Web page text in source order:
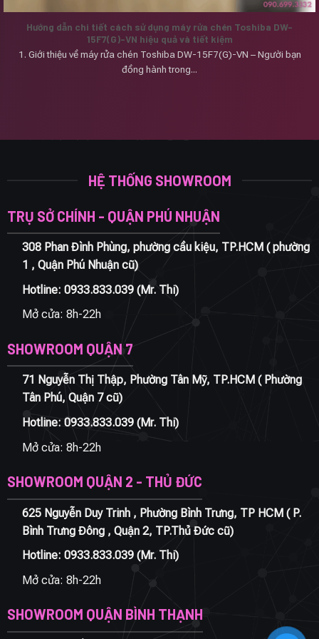
Hướng dẫn chi tiết cách sử dụng máy rửa chén Toshiba DW-
15F7(G)-VN hiệu quả và tiết kiệm
1. Giới thiệu về máy rửa chén Toshiba DW-15F7(G)-VN – Người bạn
đồng hành trong...
HỆ THỐNG SHOWROOM
TRỤ SỞ CHÍNH - QUẬN PHÚ NHUẬN
308 Phan Đình Phùng, phường cầu kiệu, TP.HCM ( phường
1 , Quận Phú Nhuận cũ)
Hotline: 0933.833.039(Mr. Thi)
Mở cửa: 8h-22h
SHOWROOM QUẬN 7
71 Nguyễn Thị Thập, Phường Tân Mỹ, TP.HCM ( Phường
Tân Phú, Quận 7 cũ)
Hotline: 0933.833.039(Mr. Thi)
Mở cửa: 8h-22h
SHOWROOM QUẬN 2 - THỦ ĐỨC
625 Nguyễn Duy Trinh , Phường Bình Trưng, TP HCM ( P.
Bình Trưng Đông , Quận 2, TP.Thủ Đức cũ)
Hotline: 0933.833.039(Mr. Thi)
Mở cửa: 8h-22h
SHOWROOM QUẬN BÌNH THẠNH